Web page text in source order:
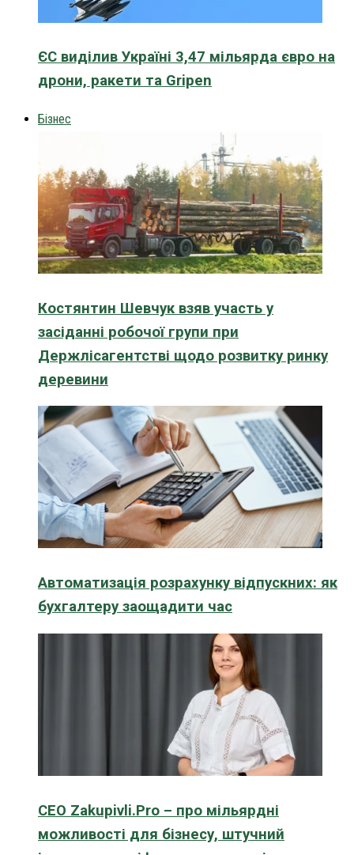
ЄС виділив Україні 3,47 мільярда євро на
дрони, ракети та Gripen
Бізнес
Костянтин Шевчук взяв участь у
засіданні робочої групи при
Держлісагентстві щодо розвитку ринку
деревини
Автоматизація розрахунку відпускних: як
бухгалтеру заощадити час
CEO Zakupivli.Pro – про мільярдні
можливості для бізнесу, штучний